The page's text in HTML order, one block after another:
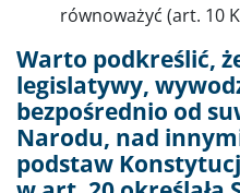
równoważyć (art. 10
Warto podkreślić,
legislatywy,
bezpośrednio od
Narodu, nad
podstaw